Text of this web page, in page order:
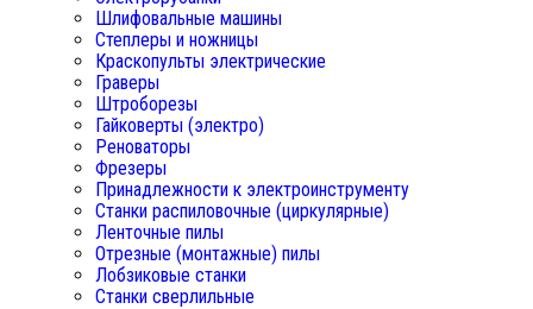
Шлифовальные машины
Степлеры и ножницы
Краскопульты электрические
Граверы
Штроборезы
Гайковерты (электро)
Реноваторы
Фрезеры
Принадлежности к электроинструменту
Станки распиловочные (циркулярные)
Ленточные пилы
Отрезные (монтажные) пилы
Лобзиковые станки
Станки сверлильные